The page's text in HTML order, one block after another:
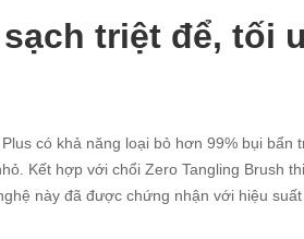
triệt để, tối
có khả năng loại bỏ hơn 99% bụi bẩn
Kết hợp với chổi Zero Tangling Brush
này đã được chứng nhận với hiệu